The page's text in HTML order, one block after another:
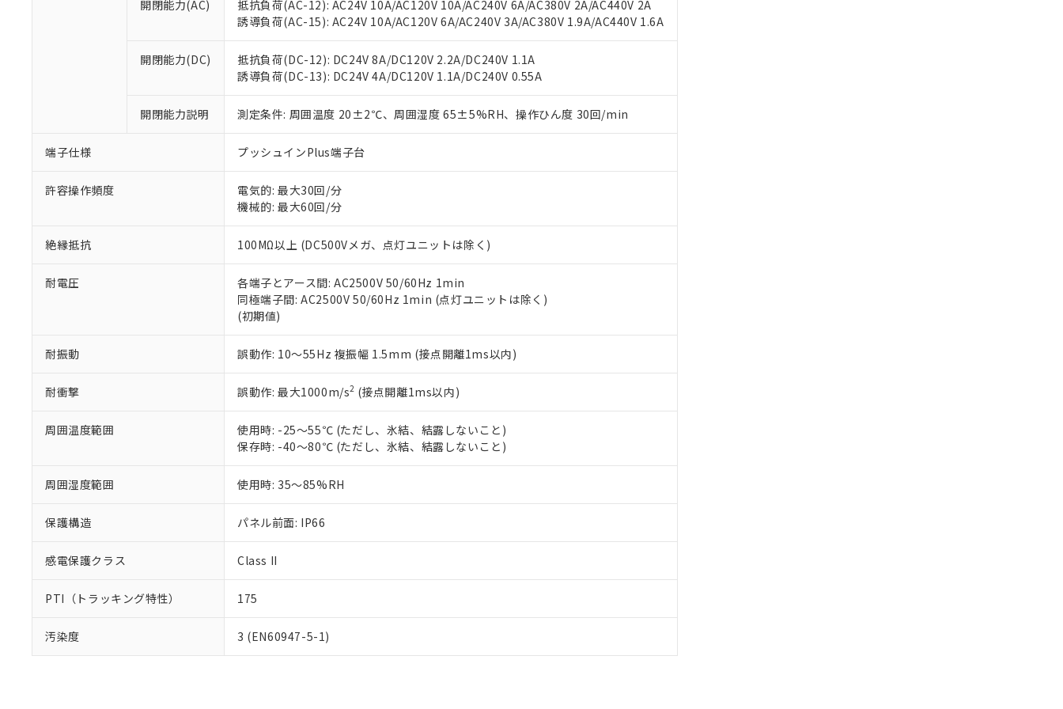
開閉能力(AC)
抵抗負荷(AC-12): AC24V 10A/AC120V 10A/AC240V 6A/AC380V 2A/AC440V 2A
誘導負荷(AC-15): AC24V 10A/AC120V 6A/AC240V 3A/AC380V 1.9A/AC440V 1.6A
開閉能力(DC)
抵抗負荷(DC-12): DC24V 8A/DC120V 2.2A/DC240V 1.1A
誘導負荷(DC-13): DC24V 4A/DC120V 1.1A/DC240V 0.55A
開閉能力説明 測定条件: 周囲温度 20±2℃、周囲湿度 65±5%RH、操作ひん度 30回/min
端子仕様 プッシュインPlus端子台
許容操作頻度
電気的: 最大30回/分
機械的: 最大60回/分
絶縁抵抗 100MΩ以上 (DC500Vメガ、点灯ユニットは除く)
耐電圧
各端子とアース間: AC2500V 50/60Hz 1min
同極端子間: AC2500V 50/60Hz 1min (点灯ユニットは除く)
(初期値)
耐振動 誤動作: 10～55Hz 複振幅 1.5mm (接点開離1ms以内)
耐衝撃 誤動作: 最大1000m/s2 (接点開離1ms以内)
周囲温度範囲
使用時: -25～55℃ (ただし、氷結、結露しないこと)
保存時: -40～80℃ (ただし、氷結、結露しないこと)
周囲湿度範囲 使用時: 35～85%RH
保護構造 パネル前面: IP66
感電保護クラス Class II
PTI（トラッキング特性） 175
汚染度 3 (EN60947-5-1)
お客様が当ウェブサイト上で当社にご登録された部品リストについて、当社および当社の共同利用者
が、当社の製品・サービスに関するお客様との取引・商談に必要な範囲で利用することをご了承くだ
さい。
※当社の共同利用者とは、"個人情報の共同利用に関して"
いる法人を指します。
※3 非含有証明書ダウンロード
下記の非含有証明書をダウンロードすることができます。
EU RoHS指令（10物質）の非含有証明書
51物質の非含有証明書（当社基準）
※本証明書は発行日時点で非含有を証明するもので、過去に遡って非含有を証明するものではありません。
また、RoHS指令のフタル酸エステル類４物質の対応では、対応完了までの期間は出荷製品に未対応品が
既に当社にて対応品への在庫切替を完了していることから、特段のことがない限り、2022年1月12日よ
り割愛しております。
「－」：未確認です。当社販売部門へお問い合わせください。
合意する キャンセル
白